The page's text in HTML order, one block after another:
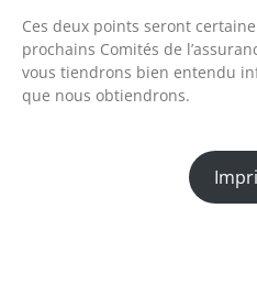
Ces deux points seront
prochains Comités de
vous tiendrons bien entendu
que nous obtiendrons.